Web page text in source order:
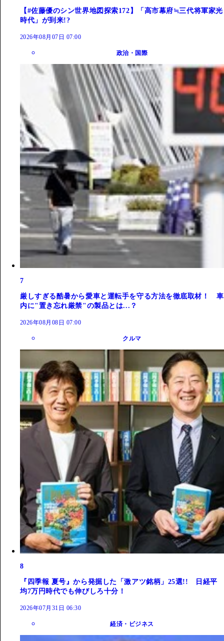
【#佐藤優のシン世界地図探索172】「高市幕府≒三代将軍家光
時代」が到来!?
2026年08月07日 07:00
政治・国際
7
厳しすぎる酷暑から愛車と運転手を守る方法を徹底取材！ 車
内に"置き忘れ厳禁"の製品とは...？
2026年08月08日 07:00
クルマ
8
『四季報 夏号』から発掘した「激アツ銘柄」25選!! 日経平
均7万円時代でも伸びしろ十分！
2026年07月31日 06:30
経済・ビジネス